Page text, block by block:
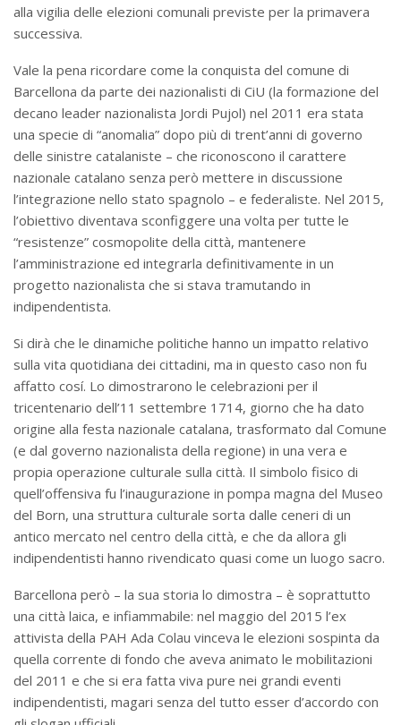
alla vigilia delle elezioni comunali previste per la primavera
successiva.
Vale la pena ricordare come la conquista del comune di
Barcellona da parte dei nazionalisti di CiU (la formazione del
decano leader nazionalista Jordi Pujol) nel 2011 era stata
una specie di “anomalia” dopo più di trent’anni di governo
delle sinistre catalaniste – che riconoscono il carattere
nazionale catalano senza però mettere in discussione
l’integrazione nello stato spagnolo – e federaliste. Nel 2015,
l’obiettivo diventava sconfiggere una volta per tutte le
“resistenze” cosmopolite della città, mantenere
l’amministrazione ed integrarla definitivamente in un
progetto nazionalista che si stava tramutando in
indipendentista.
Si dirà che le dinamiche politiche hanno un impatto relativo
sulla vita quotidiana dei cittadini, ma in questo caso non fu
affatto cosí. Lo dimostrarono le celebrazioni per il
tricentenario dell’11 settembre 1714, giorno che ha dato
origine alla festa nazionale catalana, trasformato dal Comune
(e dal governo nazionalista della regione) in una vera e
propia operazione culturale sulla città. Il simbolo fisico di
quell’offensiva fu l’inaugurazione in pompa magna del Museo
del Born, una struttura culturale sorta dalle ceneri di un
antico mercato nel centro della città, e che da allora gli
indipendentisti hanno rivendicato quasi come un luogo sacro.
Barcellona però – la sua storia lo dimostra – è soprattutto
una città laica, e infiammabile: nel maggio del 2015 l’ex
attivista della PAH Ada Colau vinceva le elezioni sospinta da
quella corrente di fondo che aveva animato le mobilitazioni
del 2011 e che si era fatta viva pure nei grandi eventi
indipendentisti, magari senza del tutto esser d’accordo con